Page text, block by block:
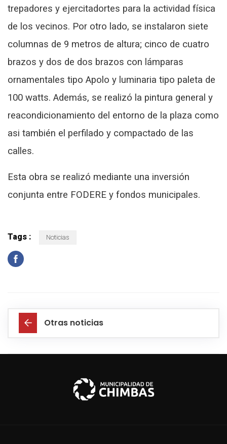
trepadores y ejercitadortes para la actividad física
de los vecinos. Por otro lado, se instalaron siete
columnas de 9 metros de altura; cinco de cuatro
brazos y dos de dos brazos con lámparas
ornamentales tipo Apolo y luminaria tipo paleta de
100 watts. Además, se realizó la pintura general y
reacondicionamiento del entorno de la plaza como
asi también el perfilado y compactado de las
calles.
Esta obra se realizó mediante una inversión
conjunta entre FODERE y fondos municipales.
Tags : Noticias
Otras noticias